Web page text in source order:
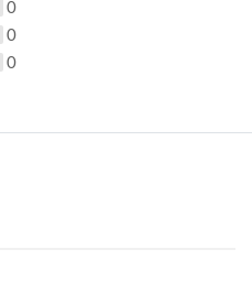
0
0
0